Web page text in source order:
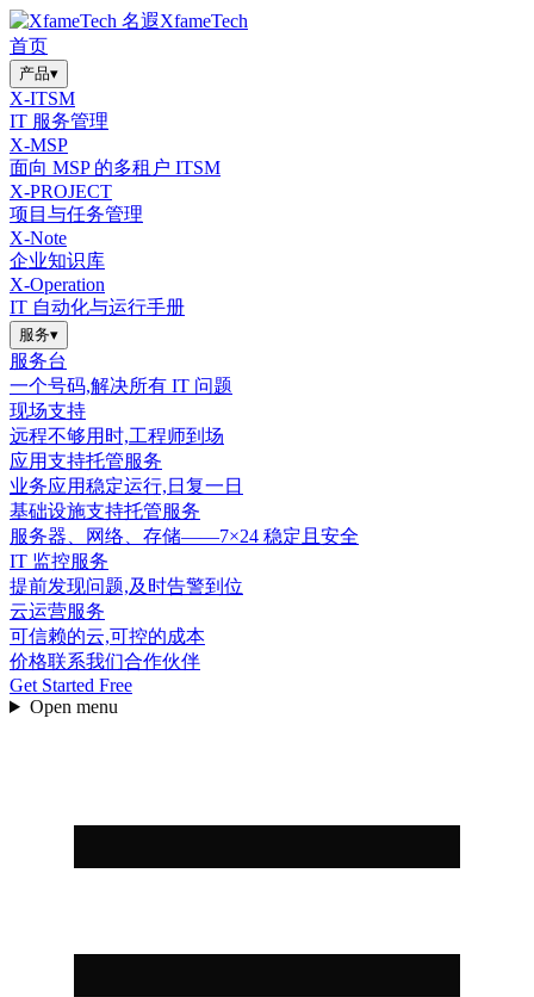
XfameTech
首页
产品▾
X-ITSM
IT 服务管理
X-MSP
面向 MSP 的多租户 ITSM
X-PROJECT
项目与任务管理
X-Note
企业知识库
X-Operation
IT 自动化与运行手册
服务▾
服务台
一个号码,解决所有 IT 问题
现场支持
远程不够用时,工程师到场
应用支持托管服务
业务应用稳定运行,日复一日
基础设施支持托管服务
服务器、网络、存储——7×24 稳定且安全
IT 监控服务
提前发现问题,及时告警到位
云运营服务
可信赖的云,可控的成本
价格联系我们合作伙伴
Get Started Free
Open menu